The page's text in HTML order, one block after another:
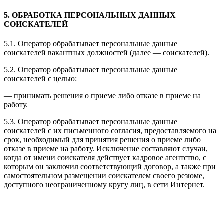
5. ОБРАБОТКА ПЕРСОНАЛЬНЫХ ДАННЫХ
СОИСКАТЕЛЕЙ
5.1. Оператор обрабатывает персональные данные
соискателей вакантных должностей (далее — соискателей).
5.2. Оператор обрабатывает персональные данные
соискателей с целью:
— принимать решения о приеме либо отказе в приеме на
работу.
5.3. Оператор обрабатывает персональные данные
соискателей с их письменного согласия, предоставляемого на
срок, необходимый для принятия решения о приеме либо
отказе в приеме на работу. Исключение составляют случаи,
когда от имени соискателя действует кадровое агентство, с
которым он заключил соответствующий договор, а также при
самостоятельном размещении соискателем своего резюме,
доступного неограниченному кругу лиц, в сети Интернет.